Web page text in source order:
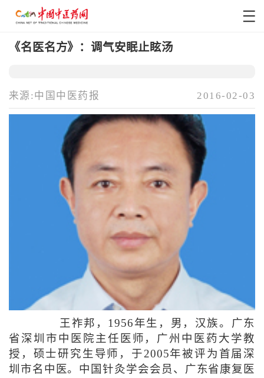
《名医名方》：调气安眠止眩汤
来源:中国中医药报 2016-02-03
王祚邦，1956年生，男，汉族。广东
省深圳市中医院主任医师，广州中医药大学教
授，硕士研究生导师，于2005年被评为首届深
圳市名中医。中国针灸学会会员、广东省康复医